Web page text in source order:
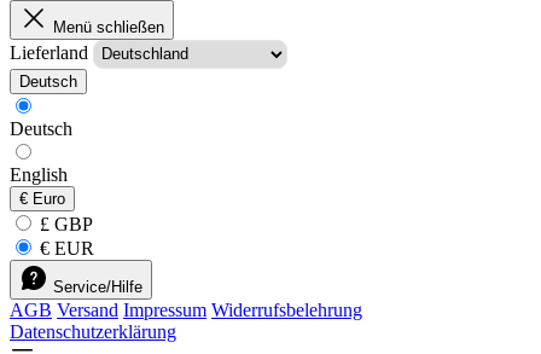
Menü schließen
Lieferland
Deutsch
Deutsch
English
€ Euro
£ GBP
€ EUR
Service/Hilfe
AGB Versand Impressum Widerrufsbelehrung
Datenschutzerklärung